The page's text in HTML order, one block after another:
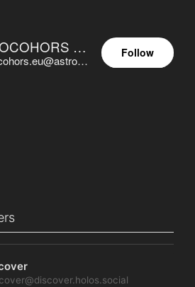
ASTROCOHORS EUNOIA ULTIMA
@astrocohors.eu@astrocohors.eu
Follow